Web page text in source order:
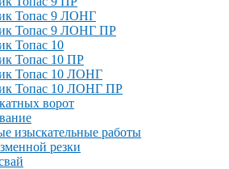
Топас 9 ЛОНГ
Топас 9 ЛОНГ ПР
Топас 10
Топас 10 ПР
Топас 10 ЛОНГ
Топас 10 ЛОНГ ПР
ворот
изыскательные работы
резки